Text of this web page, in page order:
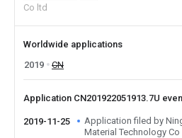
Co ltd
Worldwide applications
2019
CN
Application CN201922051913.7U
2019-11-25
Application filed by
Material Technology Co